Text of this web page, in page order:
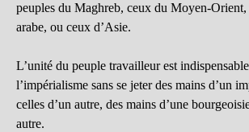
peuples du Maghreb, ceux du Moyen-
arabe, ou ceux d’Asie.
L’unité du peuple travailleur est
l’impérialisme sans se jeter des mains d’un
celles d’un autre, des mains d’une
autre.